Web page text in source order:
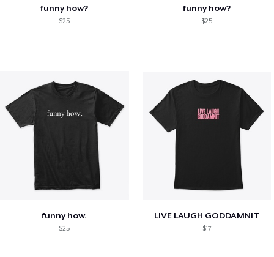
funny how?
$25
funny how?
$25
funny how.
$25
LIVE LAUGH GODDAMNIT
$17